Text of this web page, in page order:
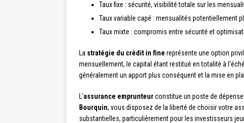
Taux fixe : sécurité, visibilité totale sur les
Taux variable capé : mensualités potentiellement
Taux mixte : compromis entre sécurité et
La stratégie du crédit in fine représente une option
mensuellement, le capital étant restitué en totalité à
généralement un apport plus conséquent et la mise en
L’assurance emprunteurconstitue un poste de
Bourquin, vous disposez de la liberté de choisir votre
substantielles, particulièrement pour les investisseurs